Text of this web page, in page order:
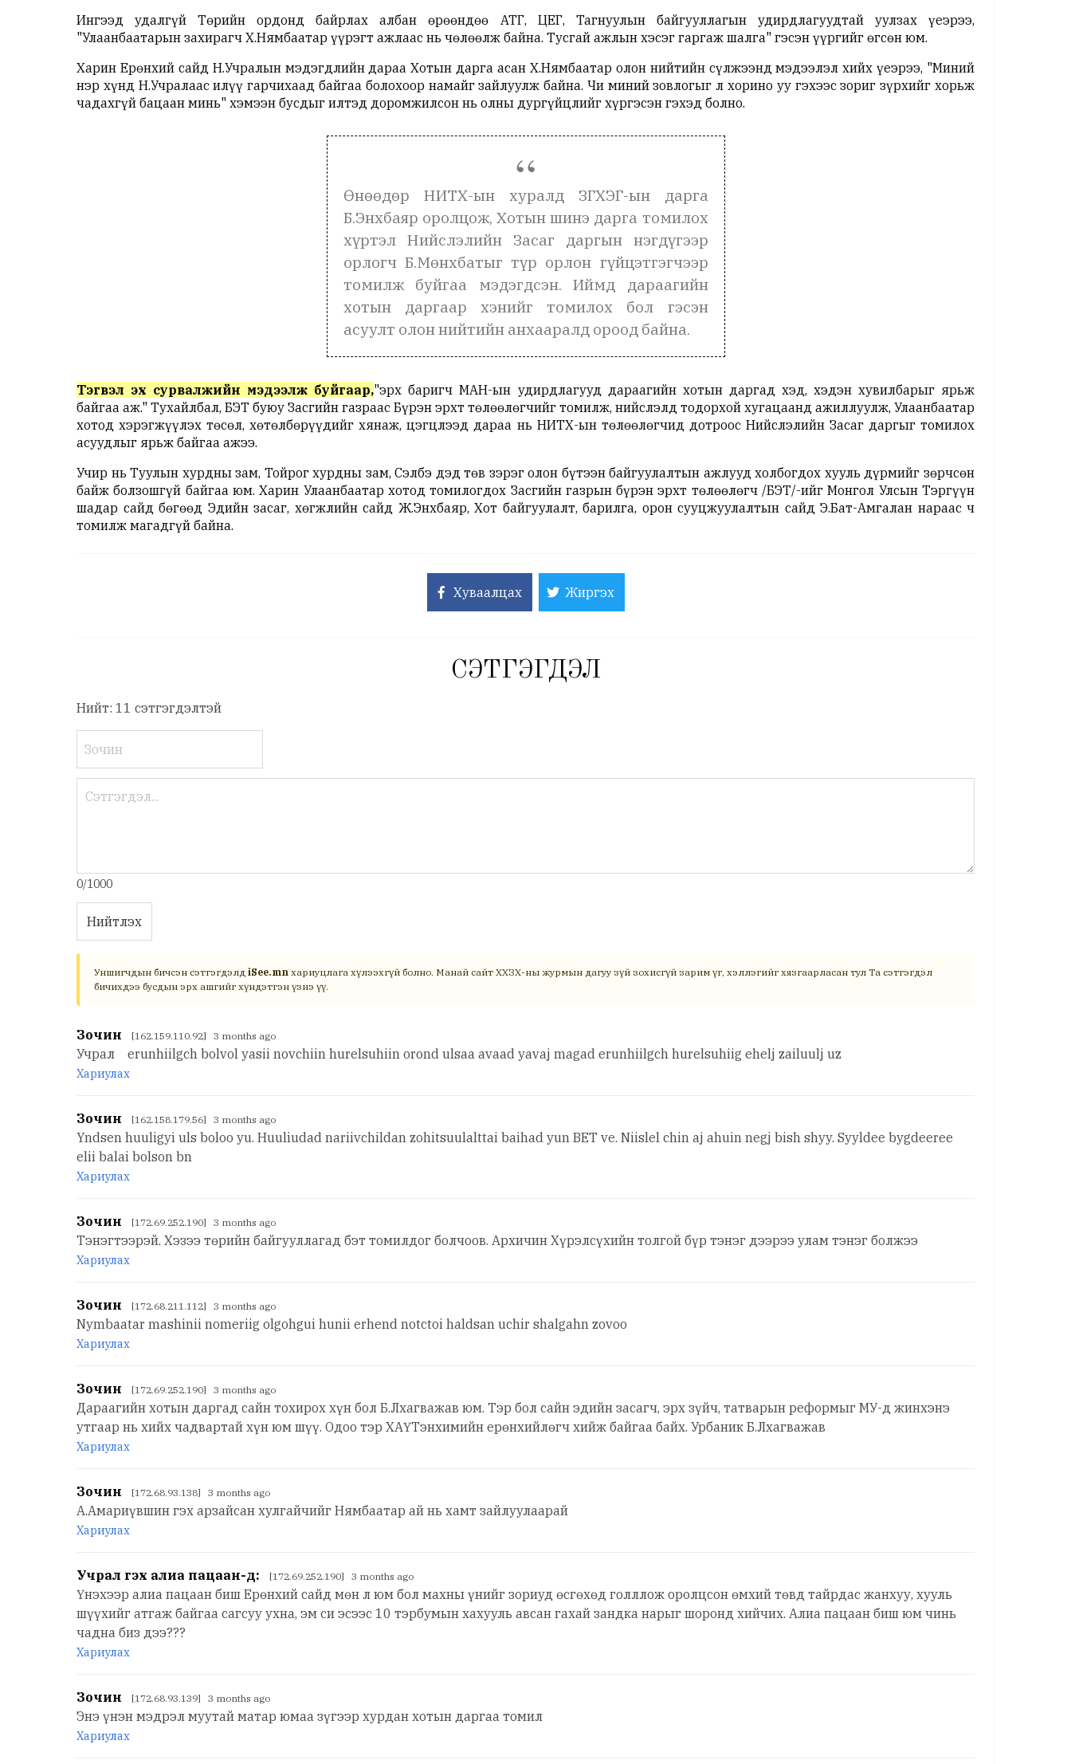
Ингээд удалгүй Төрийн ордонд байрлах албан өрөөндөө АТГ, ЦЕГ, Тагнуулын байгууллагын удирдлагуудтай уулзах үеэрээ,
"Улаанбаатарын захирагч Х.Нямбаатар үүрэгт ажлаас нь чөлөөлж байна. Тусгай ажлын хэсэг гаргаж шалга" гэсэн үүргийг өгсөн юм.
Харин Ерөнхий сайд Н.Учралын мэдэгдлийн дараа Хотын дарга асан Х.Нямбаатар олон нийтийн сүлжээнд мэдээлэл хийх үеэрээ, "Миний
нэр хүнд Н.Учралаас илүү гарчихаад байгаа болохоор намайг зайлуулж байна. Чи миний зовлогыг л хорино уу гэхээс зориг зүрхийг хорьж
чадахгүй бацаан минь" хэмээн бусдыг илтэд доромжилсон нь олны дургүйцлийг хүргэсэн гэхэд болно.
Өнөөдөр НИТХ-ын хуралд ЗГХЭГ-ын дарга
Б.Энхбаяр оролцож, Хотын шинэ дарга томилох
хүртэл Нийслэлийн Засаг даргын нэгдүгээр
орлогч Б.Мөнхбатыг түр орлон гүйцэтгэгчээр
томилж буйгаа мэдэгдсэн. Иймд дараагийн
хотын даргаар хэнийг томилох бол гэсэн
асуулт олон нийтийн анхааралд ороод байна.
Тэгвэл эх сурвалжийн мэдээлж буйгаар,"эрх баригч МАН-ын удирдлагууд дараагийн хотын даргад хэд, хэдэн хувилбарыг ярьж
байгаа аж." Тухайлбал, БЭТ буюу Засгийн газраас Бүрэн эрхт төлөөлөгчийг томилж, нийслэлд тодорхой хугацаанд ажиллуулж, Улаанбаатар
хотод хэрэгжүүлэх төсөл, хөтөлбөрүүдийг хянаж, цэгцлээд дараа нь НИТХ-ын төлөөлөгчид дотроос Нийслэлийн Засаг даргыг томилох
асуудлыг ярьж байгаа ажээ.
Учир нь Туулын хурдны зам, Тойрог хурдны зам, Сэлбэ дэд төв зэрэг олон бүтээн байгуулалтын ажлууд холбогдох хууль дүрмийг зөрчсөн
байж болзошгүй байгаа юм. Харин Улаанбаатар хотод томилогдох Засгийн газрын бүрэн эрхт төлөөлөгч /БЭТ/-ийг Монгол Улсын Тэргүүн
шадар сайд бөгөөд Эдийн засаг, хөгжлийн сайд Ж.Энхбаяр, Хот байгуулалт, барилга, орон сууцжуулалтын сайд Э.Бат-Амгалан нараас ч
томилж магадгүй байна.
Хуваалцах Жиргэх
СЭТГЭГДЭЛ
Нийт: 11 сэтгэгдэлтэй
0/1000
Нийтлэх
Уншигчдын бичсэн сэтгэгдэлд iSee.mn хариуцлага хүлээхгүй болно. Манай сайт ХХЗХ-ны журмын дагуу зүй зохисгүй зарим үг, хэллэгийг хязгаарласан тул Та сэтгэгдэл
бичихдээ бусдын эрх ашгийг хүндэтгэн үзнэ үү.
Зочин [162.159.110.92] 3 months ago
Учрал erunhiilgch bolvol yasii novchiin hurelsuhiin orond ulsaa avaad yavaj magad erunhiilgch hurelsuhiig ehelj zailuulj uz
Хариулах
Зочин [162.158.179.56] 3 months ago
Yndsen huuligyi uls boloo yu. Huuliudad nariivchildan zohitsuulalttai baihad yun BET ve. Niislel chin aj ahuin negj bish shyy. Syyldee bygdeeree
elii balai bolson bn
Хариулах
Зочин [172.69.252.190] 3 months ago
Тэнэгтээрэй. Хэзээ төрийн байгууллагад бэт томилдог болчоов. Архичин Хүрэлсүхийн толгой бүр тэнэг дээрээ улам тэнэг болжээ
Хариулах
Зочин [172.68.211.112] 3 months ago
Nymbaatar mashinii nomeriig olgohgui hunii erhend notctoi haldsan uchir shalgahn zovoo
Хариулах
Зочин [172.69.252.190] 3 months ago
Дараагийн хотын даргад сайн тохирох хүн бол Б.Лхагважав юм. Тэр бол сайн эдийн засагч, эрх зүйч, татварын реформыг МУ-д жинхэнэ
утгаар нь хийх чадвартай хүн юм шүү. Одоо тэр ХАҮТэнхимийн ерөнхийлөгч хийж байгаа байх. Урбаник Б.Лхагважав
Хариулах
Зочин [172.68.93.138] 3 months ago
А.Амариүвшин гэх арзайсан хулгайчийг Нямбаатар ай нь хамт зайлуулаарай
Хариулах
Учрал гэх алиа пацаан-д: [172.69.252.190] 3 months ago
Үнэхээр алиа пацаан биш Ерөнхий сайд мөн л юм бол махны үнийг зориуд өсгөхөд голллож оролцсон өмхий төвд тайрдас жанхуу, хууль
шүүхийг атгаж байгаа сагсуу ухна, эм си эсээс 10 тэрбумын хахууль авсан гахай зандка нарыг шоронд хийчих. Алиа пацаан биш юм чинь
чадна биз дээ???
Хариулах
Зочин [172.68.93.139] 3 months ago
Энэ үнэн мэдрэл муутай матар юмаа зүгээр хурдан хотын даргаа томил
Хариулах